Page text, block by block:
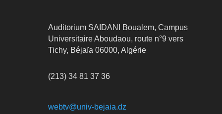
Auditorium SAIDANI Boualem, Campus
Universitaire Aboudaou, route n°9 vers
Tichy, Béjaïa 06000, Algérie
(213) 34 81 37 36
webtv@univ-bejaia.dz